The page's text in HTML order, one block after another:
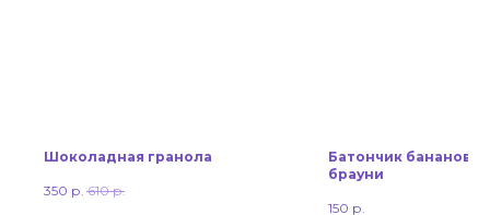
Шоколадная гранола
350 р. 610 р.
Батончик
брауни
150 р.